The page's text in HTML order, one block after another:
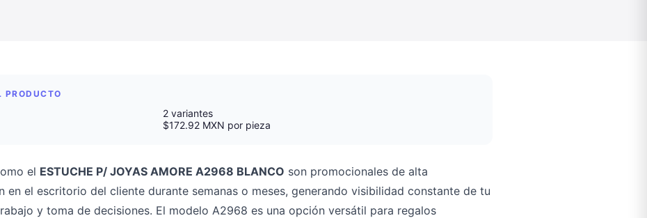
PRODUCTO
2 variantes
$172.92 MXN por pieza
el ESTUCHE P/ JOYAS AMORE A2968 BLANCO son promocionales de alta
en el escritorio del cliente durante semanas o meses, generando visibilidad constante de tu
y toma de decisiones. El modelo A2968 es una opción versátil para regalos